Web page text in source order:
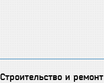
Строительство и ремонт